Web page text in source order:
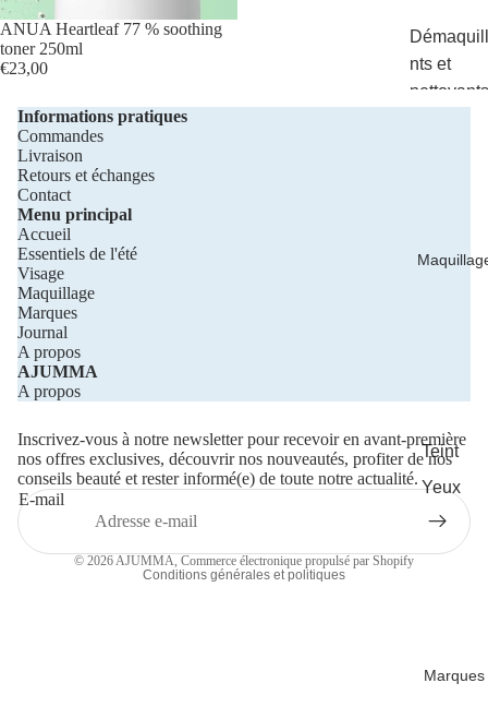
nts et
nettoyants
Contour
Masques
Tailles
voyages
Teint
Yeux
Lèvres
Marques
ANUA Heartleaf 77 % soothing
toner 250ml
€23,00
Informations pratiques
Commandes
Livraison
Retours et échanges
Contact
Menu principal
Accueil
Essentiels de l'été
Visage
Maquillage
Marques
Journal
A propos
AJUMMA
A propos
Inscrivez-vous à notre newsletter pour recevoir en avant-première
nos offres exclusives, découvrir nos nouveautés, profiter de nos
conseils beauté et rester informé(e) de toute notre actualité.
E-mail
© 2026AJUMMA, Commerce électronique propulsé par Shopify
Conditions générales et politiques
Politique de confidentialité
Conditions d’utilisation
Politique d’expédition
Mentions légales